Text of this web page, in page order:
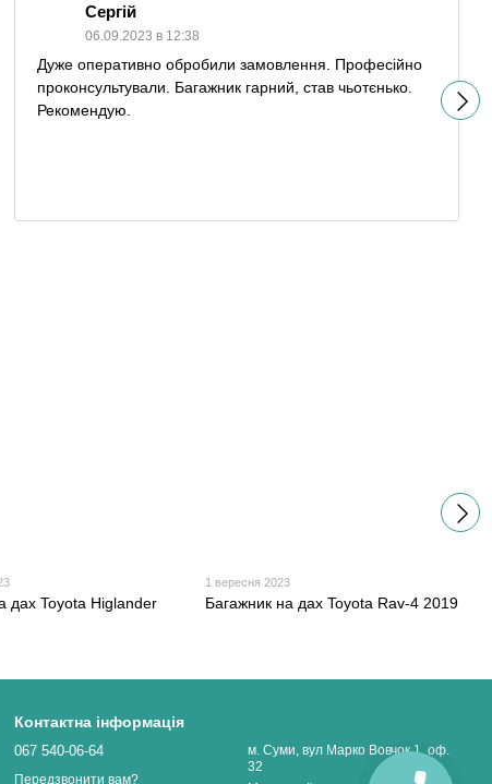
що дозволить вам
зараз та насолоджуйтесь
за телефону
Сергій
06.09.2023 в 12:38
Дуже оперативно обробили замовлення. Професійно
проконсультували. Багажник гарний, став чьотєнько.
Рекомендую.
дах Toyota Higlander
1 вересня 2023
Багажник на дах Toyota Rav-4 2019
Контактна інформація
067 540-06-64
Передзвонити вам?
м. Суми, вул Марко Вовчок 1, оф.
32